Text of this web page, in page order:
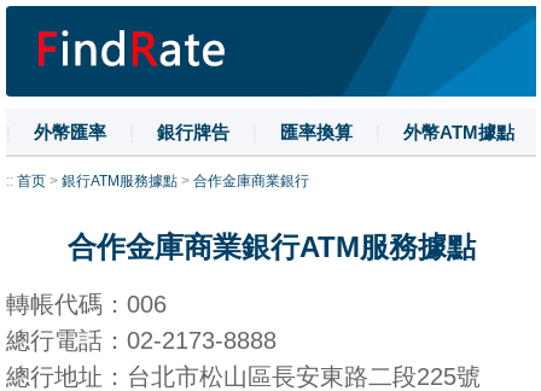
外幣匯率 銀行牌告 匯率換算 外幣ATM據點
| 名詞解釋 | 換匯技巧 | 數字大寫
:: 首页 > 銀行ATM服務據點 > 合作金庫商業銀行
合作金庫商業銀行ATM服務據點
轉帳代碼：006
總行電話：02-2173-8888
總行地址：台北市松山區長安東路二段225號